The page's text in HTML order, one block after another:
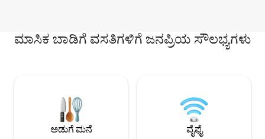
ಮಾಸಿಕ ಬಾಡಿಗೆ ವಸತಿಗಳಿಗೆ ಜನಪ್ರಿಯ ಸೌಲಭ್ಯಗಳು
ಅಡುಗೆ ಮನೆ ವೈಫೈ